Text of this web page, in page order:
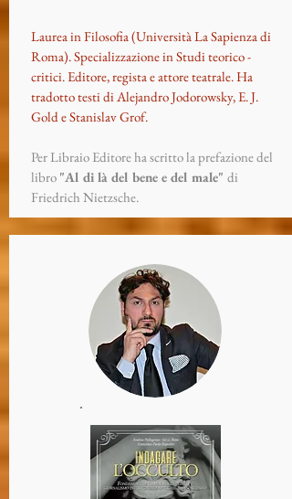
Laurea in Filosofia (Università La Sapienza di
Roma). Specializzazione in Studi teorico -
critici. Editore, regista e attore teatrale. Ha
tradotto testi di Alejandro Jodorowsky, E. J.
Gold e Stanislav Grof.
Per Libraio Editore ha scritto la prefazione del
libro "Al di là del bene e del male" di
Friedrich Nietzsche.